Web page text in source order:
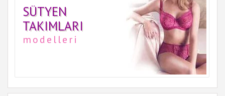
SÜTYEN
TAKIMLARI
modelleri